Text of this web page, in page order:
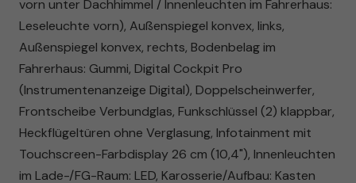
vorn unter Dachhimmel / Innenleuchten im Fahrerhaus:
Leseleuchte vorn), Außenspiegel konvex, links,
Außenspiegel konvex, rechts, Bodenbelag im
Fahrerhaus: Gummi, Digital Cockpit Pro
(Instrumentenanzeige Digital), Doppelscheinwerfer,
Frontscheibe Verbundglas, Funkschlüssel (2) klappbar,
Heckflügeltüren ohne Verglasung, Infotainment mit
Touchscreen-Farbdisplay 26 cm (10,4"), Innenleuchten
im Lade-/FG-Raum: LED, Karosserie/Aufbau: Kasten